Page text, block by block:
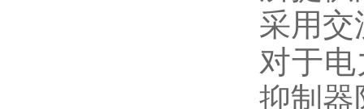
采用交
对于
抑制器